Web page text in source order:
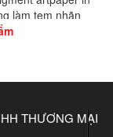
làm tem nhãn
THƯƠNG MẠI